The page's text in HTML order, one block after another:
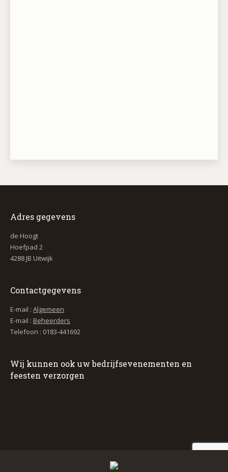
Adres gegevens
de Hoogt
Hoefpad 2
4288 JB Uitwijk
Contactgegevens
E-mail : Algemeen
E-mail : Beheerders
Telefoon : 0183-441692
Wij kunnen ook uw bedrijfsevenementen en
feesten verzorgen